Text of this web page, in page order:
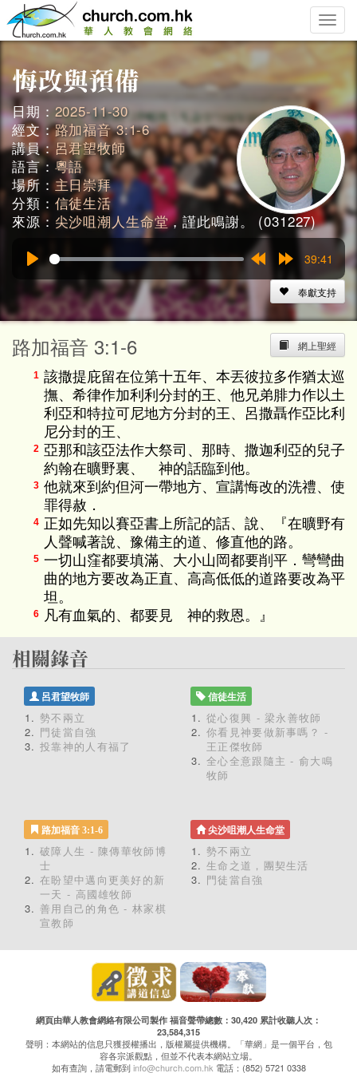
Toggle
日期： 2025-11-30
經文：路加福音 3:1-6
講員： 呂君望牧師
語言：粵語
場所：主日崇拜
分類： 信徒生活
來源： 尖沙咀潮人生命堂，謹此鳴謝。 (031227)
15s
15s
39:41
奉獻支持
網上聖經
路加福音 3:1-6
1 該撒提庇留在位第十五年、本丟彼拉多作猶太巡
撫、希律作加利利分封的王、他兄弟腓力作以土
利亞和特拉可尼地方分封的王、呂撒聶作亞比利
尼分封的王、
2 亞那和該亞法作大祭司、那時、撒迦利亞的兒子
約翰在曠野裏、 神的話臨到他。
3 他就來到約但河一帶地方、宣講悔改的洗禮、使
罪得赦．
4 正如先知以賽亞書上所記的話、說、『在曠野有
人聲喊著說、豫備主的道、修直他的路。
5 一切山窪都要填滿、大小山岡都要削平．彎彎曲
曲的地方要改為正直、高高低低的道路要改為平
坦。
6 凡有血氣的、都要見 神的救恩。』
呂君望牧師
勢不兩立
門徒當自強
投靠神的人有福了
信徒生活
從心復興 - 梁永善牧師
你看見神要做新事嗎？ -
王正傑牧師
全心全意跟隨主 - 俞大鳴
牧師
路加福音 3:1-6
破障人生 - 陳傳華牧師博
士
在盼望中邁向更美好的新
一天 - 高國雄牧師
善用自己的角色 - 林家棋
宣教師
尖沙咀潮人生命堂
勢不兩立
生命之道，團契生活
門徒當自強
網頁由華人教會網絡有限公司製作 福音聲帶總數：30,420 累計收聽人次：
23,584,315
聲明：本網站的信息只獲授權播出，版權屬提供機構。「華網」是一個平台，包
容各宗派觀點，但並不代表本網站立場。
如有查詢，請電郵到info@church.com.hk 電話：(852) 5721 0338